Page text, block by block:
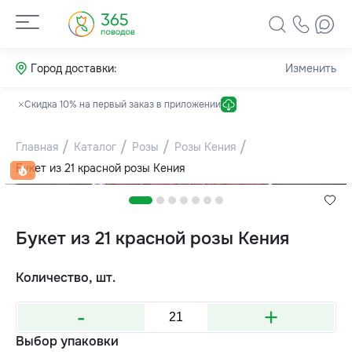
Город доставки: Изменить
Скидка 10% на первый заказ в приложении
Главная Каталог Розы
Розы Кения
Букет из 21 красной розы Кения
Букет из 21 красной розы Кения
Количество, шт.
- +
Выбор упаковки